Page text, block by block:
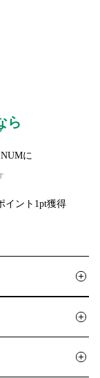
ら
に
イント1pt獲得